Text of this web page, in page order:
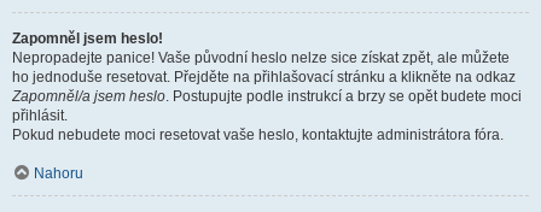
Zapomněl jsem heslo!
Nepropadejte panice! Vaše původní heslo nelze sice získat zpět, ale můžete
ho jednoduše resetovat. Přejděte na přihlašovací stránku a klikněte na odkaz
Zapomněl/a jsem heslo. Postupujte podle instrukcí a brzy se opět budete moci
přihlásit.
Pokud nebudete moci resetovat vaše heslo, kontaktujte administrátora fóra.
Nahoru